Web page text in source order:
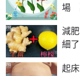
場
減
細
PR
起
PR